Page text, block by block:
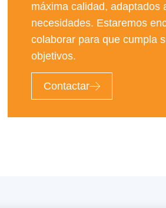
máxima calidad, adaptados
necesidades. Estaremos
colaborar para que cumpla
objetivos.
Contactar